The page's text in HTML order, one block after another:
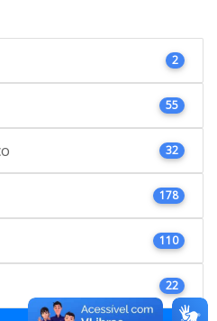
2
55
32
178
110
22